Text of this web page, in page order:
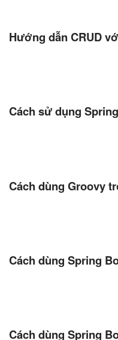
Hướng dẫn CRUD
Cách sử dụng
Cách dùng Groovy
Cách dùng Spring
Cách dùng Spring